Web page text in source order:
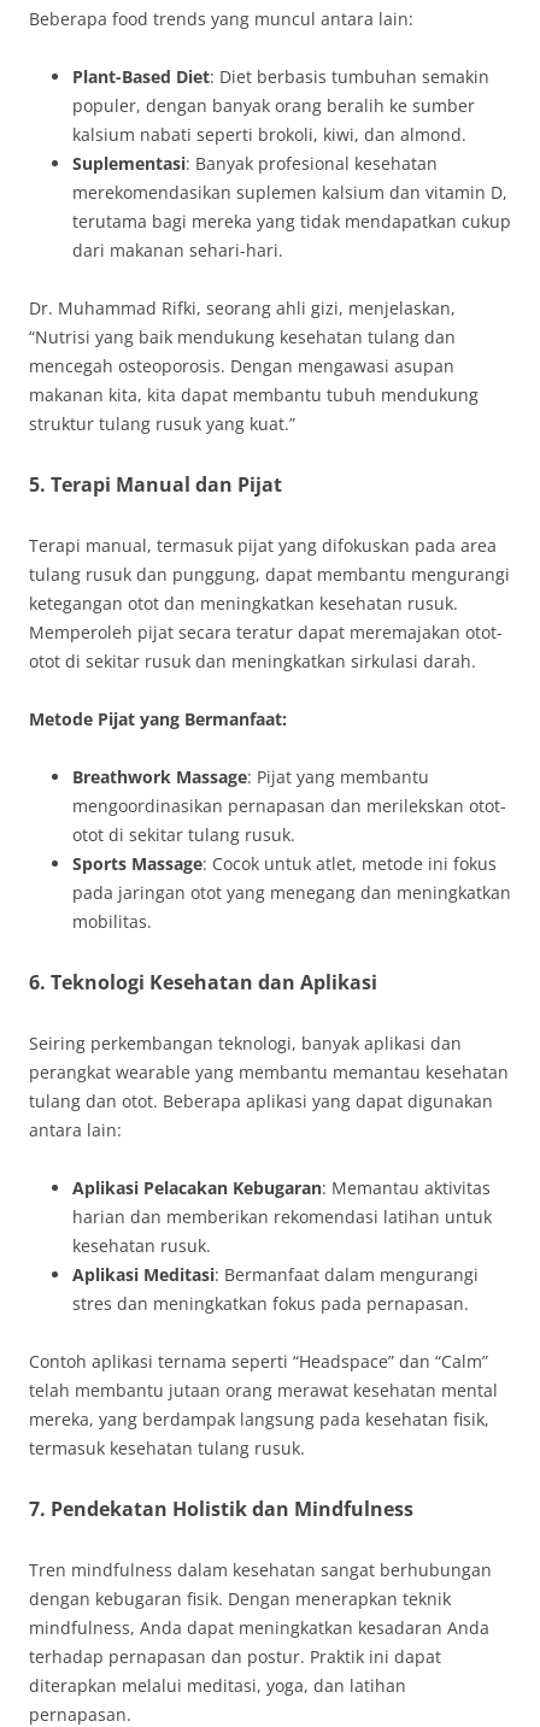
Beberapa food trends yang muncul antara lain:
Plant-Based Diet: Diet berbasis tumbuhan semakin
populer, dengan banyak orang beralih ke sumber
kalsium nabati seperti brokoli, kiwi, dan almond.
Suplementasi: Banyak profesional kesehatan
merekomendasikan suplemen kalsium dan vitamin D,
terutama bagi mereka yang tidak mendapatkan cukup
dari makanan sehari-hari.
Dr. Muhammad Rifki, seorang ahli gizi, menjelaskan,
“Nutrisi yang baik mendukung kesehatan tulang dan
mencegah osteoporosis. Dengan mengawasi asupan
makanan kita, kita dapat membantu tubuh mendukung
struktur tulang rusuk yang kuat.”
5. Terapi Manual dan Pijat
Terapi manual, termasuk pijat yang difokuskan pada area
tulang rusuk dan punggung, dapat membantu mengurangi
ketegangan otot dan meningkatkan kesehatan rusuk.
Memperoleh pijat secara teratur dapat meremajakan otot-
otot di sekitar rusuk dan meningkatkan sirkulasi darah.
Metode Pijat yang Bermanfaat:
Breathwork Massage: Pijat yang membantu
mengoordinasikan pernapasan dan merilekskan otot-
otot di sekitar tulang rusuk.
Sports Massage: Cocok untuk atlet, metode ini fokus
pada jaringan otot yang menegang dan meningkatkan
mobilitas.
6. Teknologi Kesehatan dan Aplikasi
Seiring perkembangan teknologi, banyak aplikasi dan
perangkat wearable yang membantu memantau kesehatan
tulang dan otot. Beberapa aplikasi yang dapat digunakan
antara lain:
Aplikasi Pelacakan Kebugaran: Memantau aktivitas
harian dan memberikan rekomendasi latihan untuk
kesehatan rusuk.
Aplikasi Meditasi: Bermanfaat dalam mengurangi
stres dan meningkatkan fokus pada pernapasan.
Contoh aplikasi ternama seperti “Headspace” dan “Calm”
telah membantu jutaan orang merawat kesehatan mental
mereka, yang berdampak langsung pada kesehatan fisik,
termasuk kesehatan tulang rusuk.
7. Pendekatan Holistik dan Mindfulness
Tren mindfulness dalam kesehatan sangat berhubungan
dengan kebugaran fisik. Dengan menerapkan teknik
mindfulness, Anda dapat meningkatkan kesadaran Anda
terhadap pernapasan dan postur. Praktik ini dapat
diterapkan melalui meditasi, yoga, dan latihan
pernapasan.